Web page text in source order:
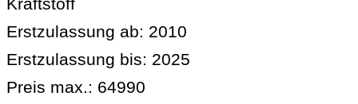
Erstzulassung ab: 2010
Erstzulassung bis: 2025
Preis max.: 64990